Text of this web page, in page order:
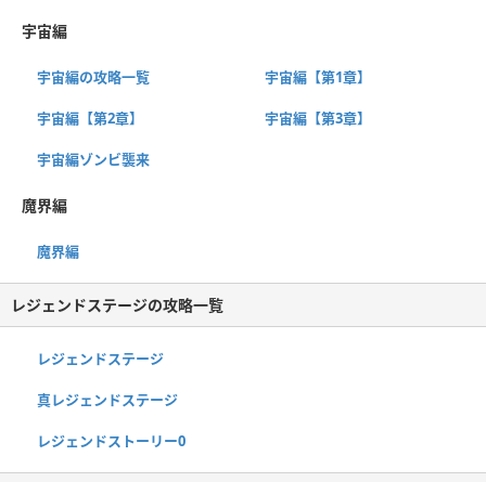
宇宙編
宇宙編の攻略一覧 宇宙編【第1章】
宇宙編【第2章】 宇宙編【第3章】
宇宙編ゾンビ襲来
魔界編
魔界編
レジェンドステージの攻略一覧
レジェンドステージ
真レジェンドステージ
レジェンドストーリー0